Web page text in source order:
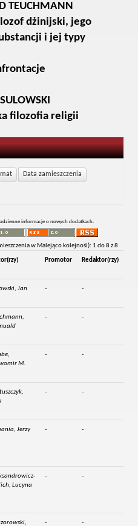
TEUCHMANN
dżinijski, jego
i jej typy
filozofia religii
informacje o nowych dodatkach.
w Malejąco kolejnośi): 1 do 8 z 8
Promotor Redaktor(rzy)
Jan - -
- -
M.
- -
- -
Jerzy - -
Lucyna
- -
- -